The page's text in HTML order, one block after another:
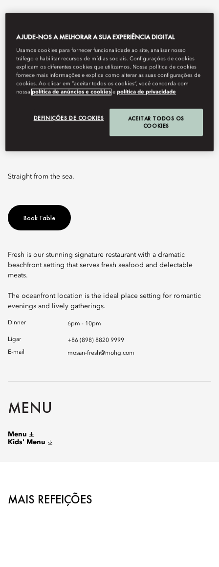
Straight from the sea.
Book Table
Fresh is our stunning signature restaurant with a dramatic
beachfront setting that serves fresh seafood and delectable
meats.
The oceanfront location is the ideal place setting for romantic
evenings and lively gatherings.
Dinner 6pm - 10pm
Ligar
+86 (898) 8820 9999
E-mail
mosan-fresh@mohg.com
MENU
Menu
Kids' Menu
MAIS REFEIÇÕES
AJUDE-NOS A MELHORAR A SUA EXPERIÊNCIA DIGITAL
Usamos cookies para fornecer funcionalidade ao site, analisar nosso
tráfego e habilitar recursos de mídias sociais. Configurações de cookies
explicam os diferentes cookies que utilizamos. Nossa política de cookies
fornece mais informações e explica como alterar as suas configurações de
cookies. Ao clicar em “aceitar todos os cookies”, você concorda com
nossapolítica de anúncios e cookies epolítica de privacidade
DEFINIÇÕES DE COOKIES
ACEITAR TODOS OS
COOKIES